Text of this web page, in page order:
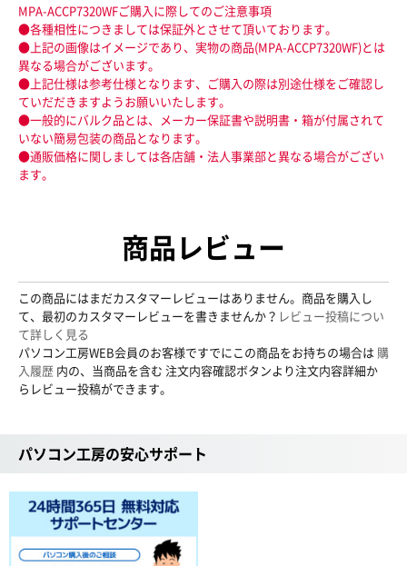
MPA-ACCP7320WFご購入に際してのご注意事項
●各種相性につきましては保証外とさせて頂いております。
●上記の画像はイメージであり、実物の商品(MPA-ACCP7320WF)とは
異なる場合がございます。
●上記仕様は参考仕様となります、ご購入の際は別途仕様をご確認し
ていだだきますようお願いいたします。
●一般的にバルク品とは、メーカー保証書や説明書・箱が付属されて
いない簡易包装の商品となります。
●通販価格に関しましては各店舗・法人事業部と異なる場合がござい
ます。
商品レビュー
この商品にはまだカスタマーレビューはありません。商品を購入し
て、最初のカスタマーレビューを書きませんか？ レビュー投稿につい
て詳しく見る
パソコン工房WEB会員のお客様ですでにこの商品をお持ちの場合は 購
入履歴 内の、当商品を含む 注文内容確認ボタンより注文内容詳細か
らレビュー投稿ができます。
パソコン工房の安心サポート